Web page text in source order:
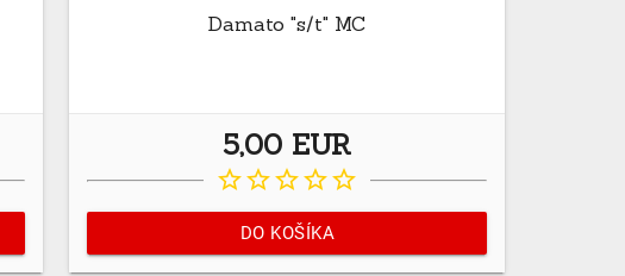
Damato "s/t" MC
5,00 EUR
star_borderstar_borderstar_borderstar_borderstar_border
DO KOŠÍKA